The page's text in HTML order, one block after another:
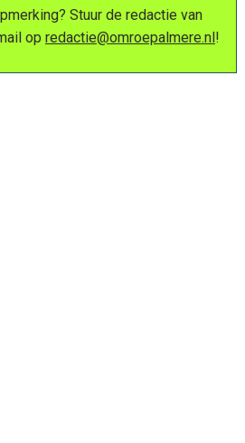
Stuur de redactie van
op redactie@omroepalmere.nl!